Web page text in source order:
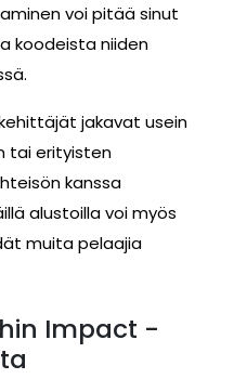
voi pitää sinut
koodeista niiden
jakavat usein
tai erityisten
kanssa
alustoilla voi myös
muita pelaajia
Impact -